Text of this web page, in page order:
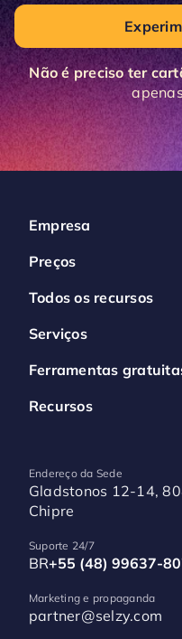
Não é preciso ter
Empresa
Preços
Todos os recursos
Serviços
Ferramentas
Recursos
Endereço da Sede
Gladstonos 12-14,
Chipre
Suporte 24/7
BR+55 (48) 99637-
Marketing e propaganda
partner@selzy.com